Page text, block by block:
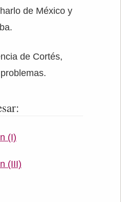
de México y
de Cortés,
(I)
(III)